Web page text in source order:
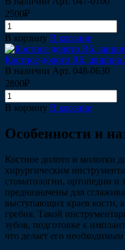
2500₽
В корзину В корзине
Костное долото R6, ширина
В наличии Арт. 048-0630
2800₽
В корзину В корзине
Особенности и
Костное долото и молотки
хирургическим
стоматологии, ортопедии и
предназначены для
выступающих краев кости,
гребня. Такой
зубов, подготовке к
что делает его